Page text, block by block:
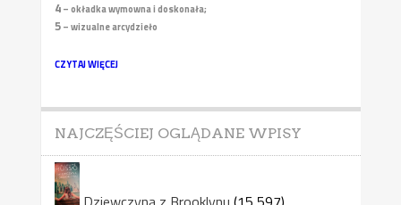
4– okładka wymowna i doskonała;
5– wizualne arcydzieło
CZYTAJ WIĘCEJ
NAJCZĘŚCIEJ OGLĄDANE WPISY